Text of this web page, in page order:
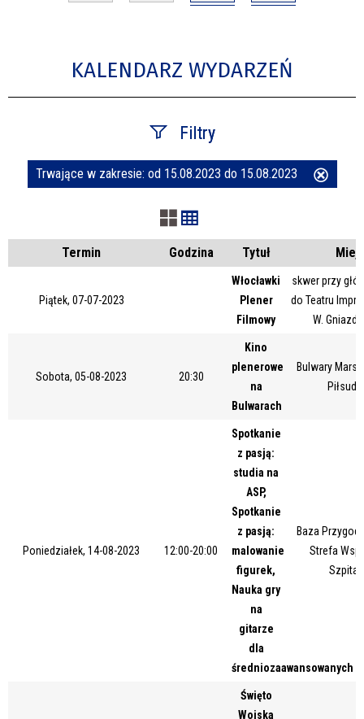
KALENDARZ WYDARZEŃ
Filtry
Szukana fraza
Kategoria
Trwające w zakresie
Miejsce
Trwające w zakresie: od 15.08.2023 do 15.08.2023
Termin Godzina Tytuł
Piątek, 07-07-2023
Włocławki
Plener
Filmowy
skwer przy
do Teatru
W.
Sobota, 05-08-2023 20:30
Kino
plenerowe
na
Bulwarach
Bulwary
Poniedziałek, 14-08-2023 12:00-20:00
Spotkanie
z pasją:
studia na
ASP,
Spotkanie
z pasją:
malowanie
figurek,
Nauka gry
na
gitarze
dla
średniozaawansowanych
Baza
Strefa
Święto
Wojska